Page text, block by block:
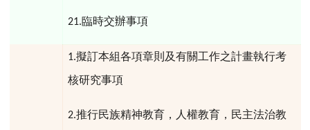
21.臨時交辦事項
1.擬訂本組各項章則及有關工作之計畫執行考
核研究事項
2.推行民族精神教育，人權教育，民主法治教